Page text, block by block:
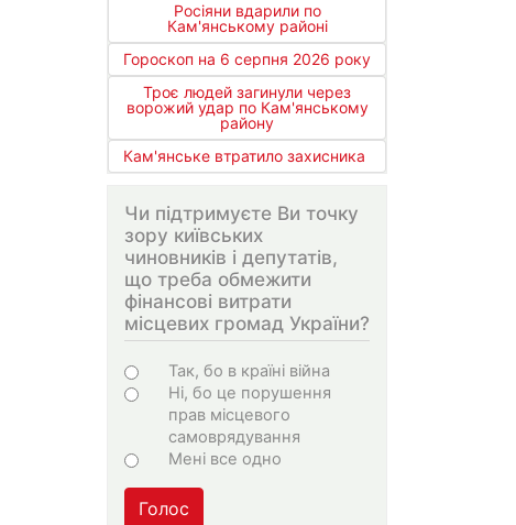
Росіяни вдарили по
Кам'янському районі
Гороскоп на 6 серпня 2026 року
Троє людей загинули через
ворожий удар по Кам'янському
району
Кам'янське втратило захисника
Чи підтримуєте Ви точку
зору київських
чиновників і депутатів,
що треба обмежити
фінансові витрати
місцевих громад України?
Варіанти
Так, бо в країні війна
Ні, бо це порушення
прав місцевого
самоврядування
Мені все одно
Голос